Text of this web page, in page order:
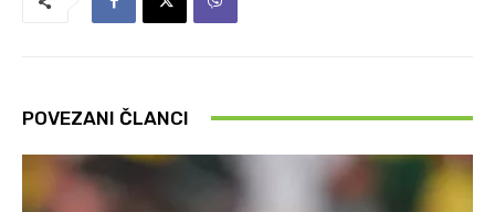
POVEZANI ČLANCI